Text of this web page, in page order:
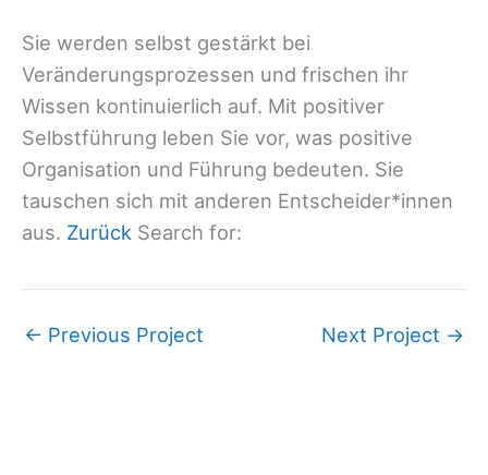
Sie werden selbst gestärkt bei
Veränderungsprozessen und frischen ihr
Wissen kontinuierlich auf. Mit positiver
Selbstführung leben Sie vor, was positive
Organisation und Führung bedeuten. Sie
tauschen sich mit anderen Entscheider*innen
aus. Zurück Search for:
← Previous Project Next Project →